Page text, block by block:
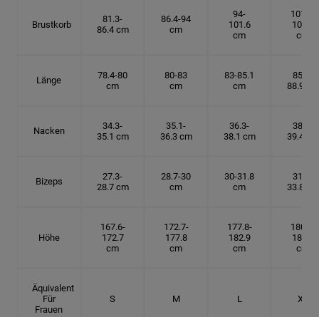
Brustkorb
81.3-
86.4 cm
86.4-94
cm
94-
101.6
cm
101.6-
109.2
cm
Länge
78.4-80
cm
80-83
cm
83-85.1
cm
85.1-
88.9 cm
Nacken
34.3-
35.1 cm
35.1-
36.3 cm
36.3-
38.1 cm
38.1-
39.4 cm
Bizeps
27.3-
28.7 cm
28.7-30
cm
30-31.8
cm
31.8-
33.8 cm
Höhe
167.6-
172.7
cm
172.7-
177.8
cm
177.8-
182.9
cm
180.3-
185.5
cm
Äquivalent
Für
Frauen
S M L XL